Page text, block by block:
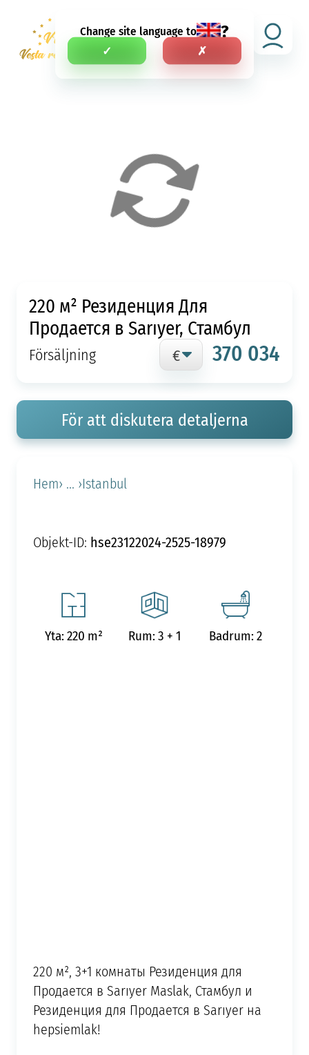
Change site language to ?
✓ ✗
SV
220 м² Резиденция Для
Продается в Sarıyer, Стамбул
Försäljning 370 034
För att diskutera detaljerna
Hem› ... ›Istanbul
Objekt-ID: hse23122024-2525-18979
Yta: 220 m² Rum: 3 + 1 Badrum: 2
220 м², 3+1 комнаты Резиденция для
Продается в Sarıyer Maslak, Стамбул и
Резиденция для Продается в Sarıyer на
hepsiemlak!